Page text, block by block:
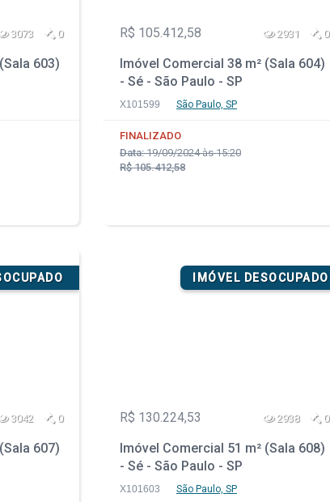
3073 0
603)
R$ 105.412,58 2931 0
Imóvel Comercial 38 m² (Sala 604)
- Sé - São Paulo - SP
X101599 São Paulo, SP
FINALIZADO
Data:19/09/2024 às 15:20
R$ 105.412,58
3042 0
607)
IMÓVEL DESOCUPADO
R$ 130.224,53 2938 0
Imóvel Comercial 51 m² (Sala 608)
- Sé - São Paulo - SP
X101603 São Paulo, SP